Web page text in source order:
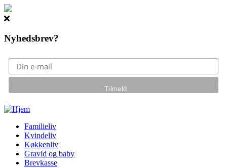
Nyhedsbrev?
Gå til hovedindhold
Familieliv
Kvindeliv
Køkkenliv
Gravid og baby
Brevkasse